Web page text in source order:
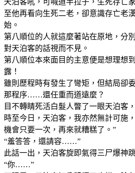
天泊客吼，可喊道半拉子，生死存亡
至他再看向生死二老，卻意識存亡老
始。
第八順位的人就這麼著站在原地，分
對天泊客的話視而不見。
第八順位本來面目的主意便是想理想
露！
雖則歷程時有發生了彎矩，但結局
那程序……還任重而道遠麼？
目不轉睛死活白髮人瞥了一眼天泊客
時至今日，天泊客，我亦然無計可施
機會只要一次，再來就糟糕了。”
“羞答答，還請容……”
此話一出，天泊客旋即氣得三尸爆神跳
“你……”